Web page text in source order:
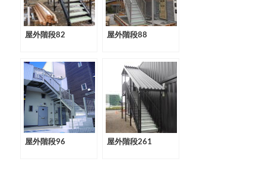
屋外階段82 屋外階段88
屋外階段96 屋外階段261